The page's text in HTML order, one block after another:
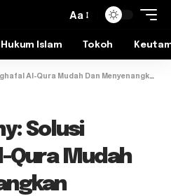
Aa
Hukum Islam Tokoh
Al-Qura Mudah Dan Menyenangkan
Solusi
Qura Mudah